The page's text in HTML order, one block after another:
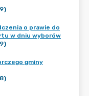
o prawie do
w dniu wyborów
gminy